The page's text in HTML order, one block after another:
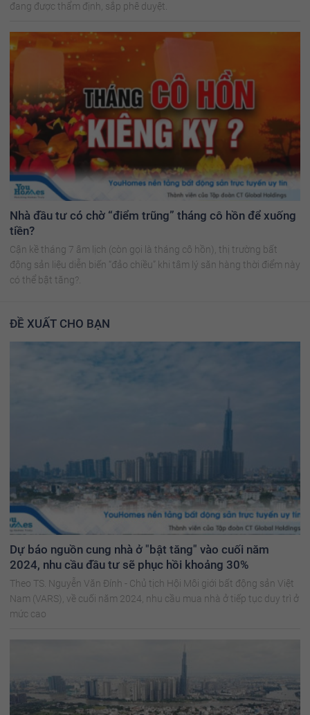
đang được thẩm định, sắp phê duyệt.
Nhà đầu tư có chờ “điểm trũng” tháng cô hồn để xuống
tiền?
Cận kề tháng 7 âm lịch (còn gọi là tháng cô hồn), thị trường bất
động sản liệu diễn biến “đảo chiều” khi tâm lý săn hàng thời điểm này
có thể bật tăng?.
ĐỀ XUẤT CHO BẠN
Dự báo nguồn cung nhà ở "bật tăng" vào cuối năm
2024, nhu cầu đầu tư sẽ phục hồi khoảng 30%
Theo TS. Nguyễn Văn Đính - Chủ tịch Hội Môi giới bất động sản Việt
Nam (VARS), về cuối năm 2024, nhu cầu mua nhà ở tiếp tục duy trì ở
mức cao